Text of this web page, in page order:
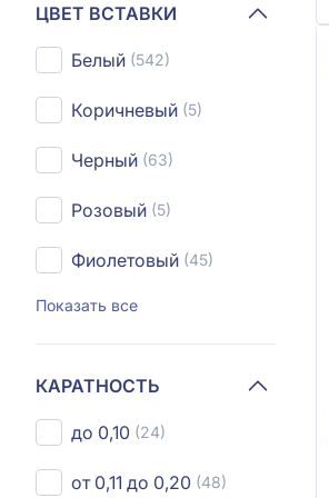
ЦВЕТ ВСТАВКИ
Белый (542)
Коричневый (5)
Черный (63)
Розовый (5)
Фиолетовый (45)
Показать все
КАРАТНОСТЬ
до 0,10 (24)
от 0,11 до 0,20 (48)